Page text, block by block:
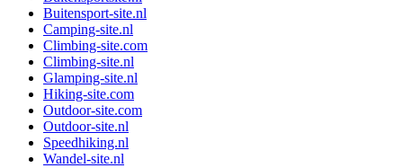
Buitensport-site.nl
Camping-site.nl
Climbing-site.com
Climbing-site.nl
Glamping-site.nl
Hiking-site.com
Outdoor-site.com
Outdoor-site.nl
Speedhiking.nl
Wandel-site.nl